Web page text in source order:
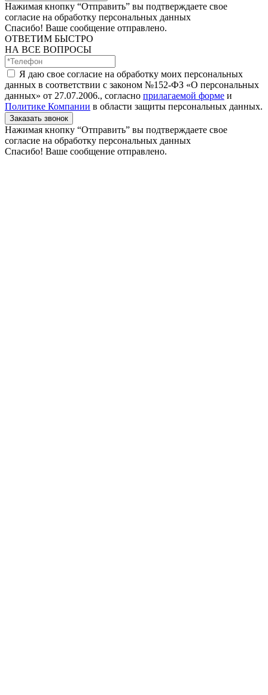
Нажимая кнопку “Отправить” вы подтверждаете свое
согласие на обработку персональных данных
Спасибо! Ваше сообщение отправлено.
ОТВЕТИМ БЫСТРО
НА ВСЕ ВОПРОСЫ
Я даю свое согласие на обработку моих персональных
данных в соответствии с законом №152-ФЗ «О персональных
данных» от 27.07.2006., согласно прилагаемой форме и
Политике Компании в области защиты персональных данных.
Заказать звонок
Нажимая кнопку “Отправить” вы подтверждаете свое
согласие на обработку персональных данных
Спасибо! Ваше сообщение отправлено.